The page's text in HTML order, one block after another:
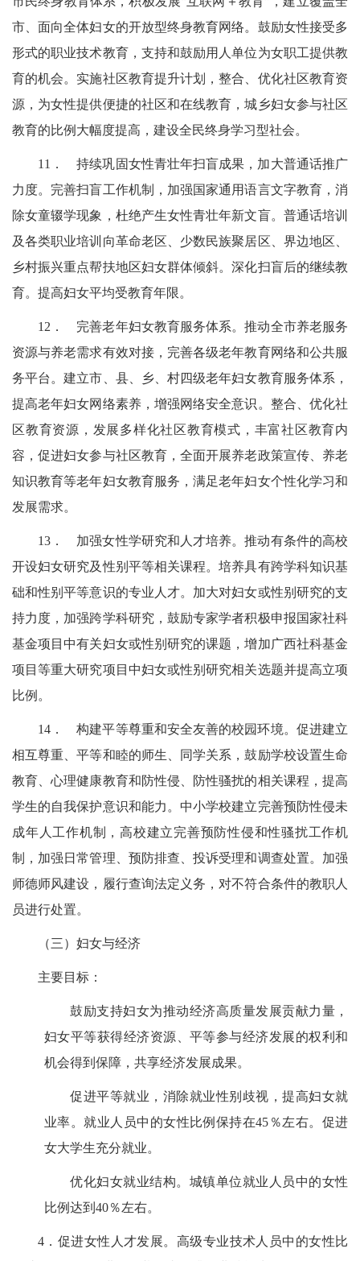
市、面向全体妇女的开放型终身教育网络。鼓励女性接受多
形式的职业技术教育，支持和鼓励用人单位为女职工提供教
育的机会。实施社区教育提升计划，整合、优化社区教育资
源，为女性提供便捷的社区和在线教育，城乡妇女参与社区
教育的比例大幅度提高，建设全民终身学习型社会。
11．持续巩固女性青壮年扫盲成果，加大普通话推广
力度。完善扫盲工作机制，加强国家通用语言文字教育，消
除女童辍学现象，杜绝产生女性青壮年新文盲。普通话培训
及各类职业培训 向革命老区、少数民族聚居区、界边地区、
乡村振兴重点帮扶地区妇女群体倾斜。深化扫盲后的继续教
育。提高妇女平均受教育年限。
12． 完善老年妇女教育服务体系。推动全市养老服务
资源与养老需求有效对接，完善各级老年教育网络和公共服
务平台。建立市、县、乡、村四级老年妇女教育服务体系，
提高老年妇女网络素养，增强网络安全意识。整合、优化社
区教育资源，发展多样化社区教育模式，丰富社区教育内
容，促进妇女参与社区教育，全面开展养老政策宣传、养老
知识教育等老年妇女教育服务，满足老年妇女个性化学习和
发展需求。
13． 加强女性学研究和人才培养。推动有条件的高校
开设妇女研究及性别平等相关课程。培养具有跨学科知识基
础和性别平等意识的专业人才。加大对妇女或性别研究的支
持力度，加强跨学科研究，鼓励专家学者积极申报国家社科
基金项目中有关妇女或性别研究的课题，增加广西社科基金
项目等重大研究项目中妇女或性别研究相关选题并提高立项
比例。
14．构建平等尊重和安全友善的校园环境。促进建立
相互尊重、平等和睦的师生、同学关系，鼓励学校设置生命
教育、心理健康教育和防性侵、防性骚扰的相关课程，提高
学生的自我保护意识和能力。中小学校建立完善预防性侵未
成年人工作机制，高校建立完善预防性侵和性骚扰工作机
制，加强日常管理、预防排查、投诉受理和调查处置。加强
师德师风建设，履行查询法定义务，对不符合条件的教职人
员进行处置。
（三）妇女与经济
主要目标：
鼓励支持妇女为推动经济高质量发展贡献力量，
妇女平等获得经济资源、 平等参与经济发展的权利和
机会得到保障，共享经济发展成果。
促进平等就业，消除就业性别歧视， 提高妇女就
业率。就业人员中的女性比例保持在45％左右。促进
女大学生充分就业。
优化妇女就业结构。城镇单位就业人员中的女性
比例达到40％左右。
4．促进女性人才发展。高级专业技术人员中的女性比